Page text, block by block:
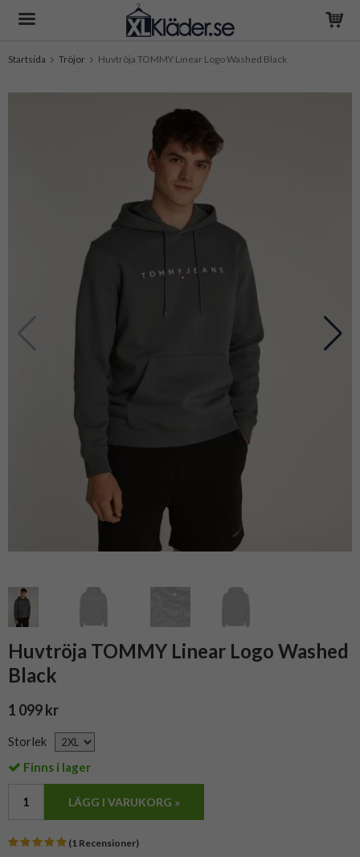
Startsida Tröjor Huvtröja TOMMY Linear Logo Washed Black
Huvtröja TOMMY Linear Logo Washed
Black
1 099 kr
Storlek
Finns i lager
LÄGG I VARUKORG »
(1 Recensioner)